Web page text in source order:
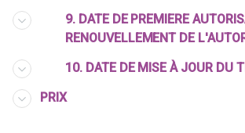
9. DATE DE PREMIERE
RENOUVELLEMENT DE
10. DATE DE MISE À JOUR DU
PRIX